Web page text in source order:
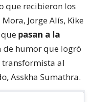
que recibieron los
Jorge Alís, Kike
pasan a la
humor que logró
al
Asskha Sumathra.